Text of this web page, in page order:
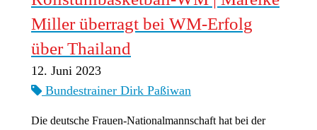
Miller überragt bei WM-Erfolg
über Thailand
12. Juni 2023
Bundestrainer Dirk Paßiwan
Die deutsche Frauen-Nationalmannschaft hat bei der